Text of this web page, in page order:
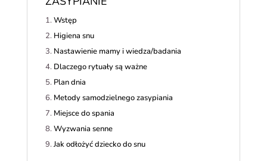
Wstęp
Higiena snu
Nastawienie mamy i wiedza/badania
Dlaczego rytuały są ważne
Plan dnia
Metody samodzielnego zasypiania
Miejsce do spania
Wyzwania senne
Jak odłożyć dziecko do snu